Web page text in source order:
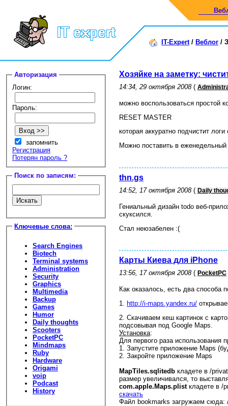
IT-Expert/ Веблог /
Авторизация
Логин:
Пароль:
запомнить
Регистрация
Потерян пароль ?
Поиск по записям:
Ключевые слова:
Search Engines
Biotech
Terminal systems
Administration
Security
Graphics
Multimedia
Backup
Games
Humor
Daily thoughts
Scooters
PocketPC
Mindmaps
Ruby
Hardware
Origami
voip
Podcast
History
Хозяйке на заметку:
14:34, 29 октября 2008 (
можно воспользоваться простой
RESET MASTER
которая аккуратно подчистит
Можно поставить в еженедельный
thn.gs
14:52, 17 октября 2008 ( Daily
Гениальный дизайн todo веб-
скуксился.
Стал неюзабелен :(
Карты Киева для iPhone
13:56, 17 октября 2008 ( PocketPC
Как оказалось, есть два способа
1.
http://i-maps.yandex.ru/
2. Скачиваем кеш картинок с
подсовывая под Google Maps.
Установка:
Для первого раза использования
1. Запустите приложение Maps
2. Закройте приложение Maps
MapTiles.sqlitedb кладете в /
размер увеличивался, то
com.apple.Maps.plistкладете в /
скачать
Файл bookmarks загружаем сюда: